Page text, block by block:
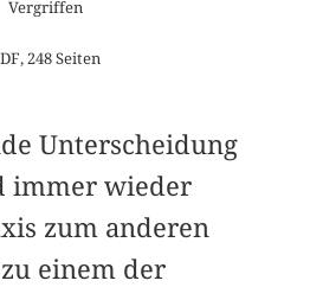
Vergriffen
248 Seiten
Unterscheidung
immer wieder
zum anderen
einem der